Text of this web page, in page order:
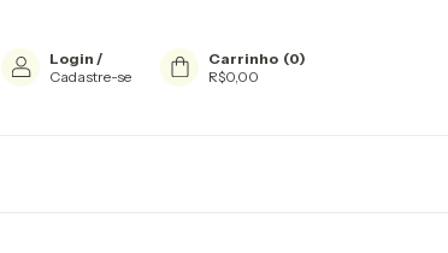
Login /
Cadastre-se
Carrinho (0)
R$0,00